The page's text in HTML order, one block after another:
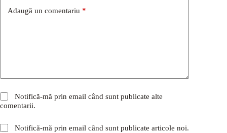
Adaugă un comentariu *
Notifică-mă prin email când sunt publicate alte
comentarii.
Notifică-mă prin email când sunt publicate articole noi.